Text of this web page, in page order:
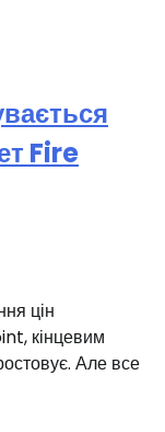
Fire
цін
кінцевим
Але все